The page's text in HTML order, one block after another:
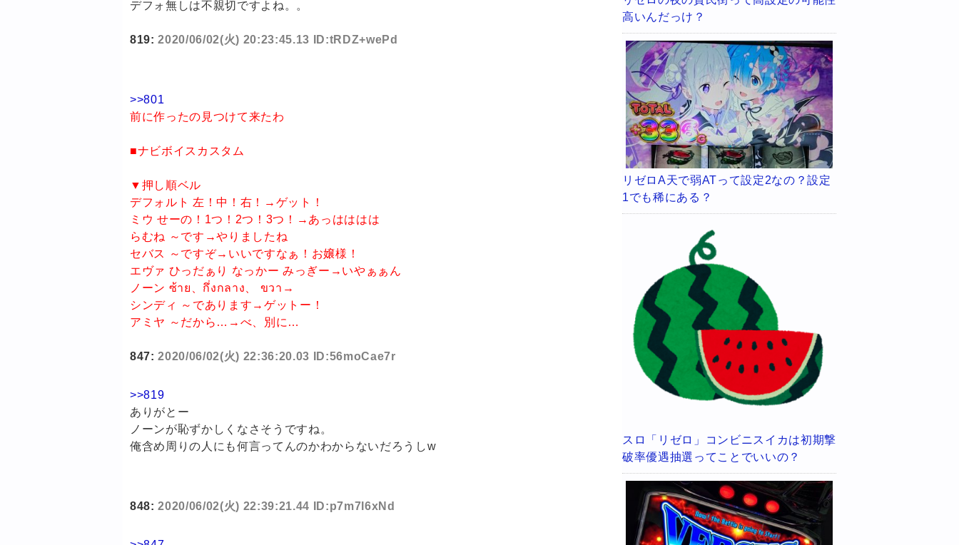
デフォ無しは不親切ですよね。。
819:2020/06/02(火) 20:23:45.13 ID:tRDZ+wePd
>>801
前に作ったの見つけて来たわ
■ナビボイスカスタム
▼押し順ベル
デフォルト 左！中！右！→ゲット！
ミウ せーの！1つ！2つ！3つ！→あっはははは
らむね ～です→やりましたね
セバス ～ですぞ→いいですなぁ！お嬢様！
エヴァ ひっだぁり なっかー みっぎー→いやぁぁん
ノーン ซ้าย、กึ่งกลาง、 ขวา→
シンディ ～であります→ゲットー！
アミヤ ～だから…→べ、別に…
847:2020/06/02(火) 22:36:20.03 ID:56moCae7r
>>819
ありがとー
ノーンが恥ずかしくなさそうですね。
俺含め周りの人にも何言ってんのかわからないだろうしw
848:2020/06/02(火) 22:39:21.44 ID:p7m7I6xNd
高いんだっけ？
リゼロA天で弱ATって設定2なの？設定
1でも稀にある？
スロ「リゼロ」コンビニスイカは初期撃
破率優遇抽選ってことでいいの？